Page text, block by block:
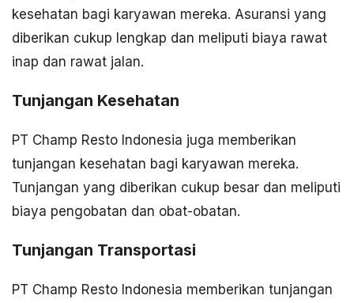
kesehatan bagi karyawan mereka. Asuransi yang
diberikan cukup lengkap dan meliputi biaya rawat
inap dan rawat jalan.
Tunjangan Kesehatan
PT Champ Resto Indonesia juga memberikan
tunjangan kesehatan bagi karyawan mereka.
Tunjangan yang diberikan cukup besar dan meliputi
biaya pengobatan dan obat-obatan.
Tunjangan Transportasi
PT Champ Resto Indonesia memberikan tunjangan